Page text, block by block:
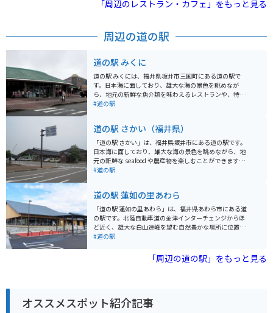
「周辺のレストラン・カフェ」をもっと見る
周辺の道の駅
道の駅 みくに
道の駅 みくには、福井県坂井市三国町にある道の駅で
す。日本海に面しており、雄大な海の景色を眺めなが
ら、地元の新鮮な魚介類を味わえるレストランや、特産
品を販売するショップがあります。 海鮮市場では、地元
前がにや若狭ふぐなどの海産物加工品が人気です。ま
た、バイクで訪れる際は、日本海沿いの道路をツーリン
グするのがおすすめです。特に、道の駅 みくにから東尋
坊にかけての海岸線は、変化に富んだ景色が楽しめ、バ
イク乗りにとって人気のスポットです。
#道の駅
道の駅 さかい（福井県）
「道の駅 さかい」は、福井県坂井市にある道の駅です。
日本海に面しており、雄大な海の景色を眺めながら、地
元の新鮮な seafood や農産物を楽しむことができます。
施設内には、レストラン、売店、情報コーナーなどがあ
理が人気です。また、売店では、地元の銘菓や地酒、工
芸品なども販売されています。 バイクで訪れる場合、道
の駅 さかいは、日本海沿岸を走る国道305号線沿いに位
置しており、ツーリングの休憩場所としても最適です。
広い駐車場も完備されているので、安心してバイクを停
を拠点に、周辺の観光を楽しむのも良いでしょう。
#道の駅
道の駅 蓮如の里あわら
「道の駅 蓮如の里あわら」は、福井県あわら市にある道
の駅です。北陸自動車道の金津インターチェンジからほ
ど近く、雄大な白山連峰を望む自然豊かな場所に位置し
ています。 地元の新鮮な野菜や果物を販売する農産物直
湯を使った足湯などが人気です。 また、併設されている
「あわら歴史博物館」では、あわら市の歴史や文化につ
市の特産品としては、前述の「越前あわら温泉」の湯を
使ったコスメや、地元産の米粉を使ったスイーツなどが
#道の駅
「周辺の道の駅」をもっと見る
オススメスポット紹介記事